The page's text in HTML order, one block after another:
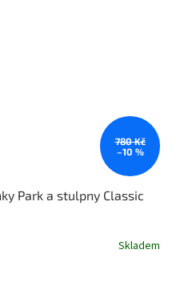
780 Kč
–10 %
Park a stulpny Classic
Skladem